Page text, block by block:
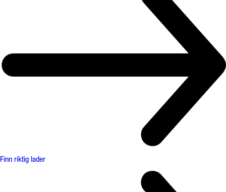
Finn riktig lader